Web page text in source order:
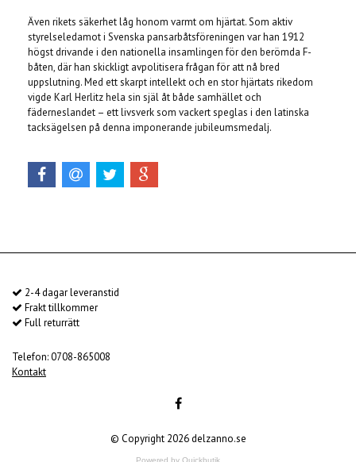
Även rikets säkerhet låg honom varmt om hjärtat. Som aktiv
styrelseledamot i Svenska pansarbåtsföreningen var han 1912
högst drivande i den nationella insamlingen för den berömda F-
båten, där han skickligt avpolitisera frågan för att nå bred
uppslutning. Med ett skarpt intellekt och en stor hjärtats rikedom
vigde Karl Herlitz hela sin själ åt både samhället och
fäderneslandet – ett livsverk som vackert speglas i den latinska
tacksägelsen på denna imponerande jubileumsmedalj.
2-4 dagar leveranstid
Frakt tillkommer
Full returrätt
Telefon: 0708-865008
Kontakt
© Copyright 2026 delzanno.se
Powered by Quickbutik